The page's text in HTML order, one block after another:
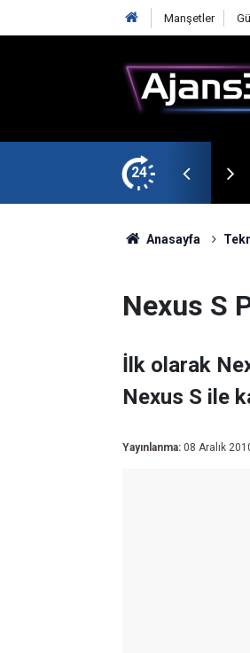
Manşetler
24
Maçıyla Başlıyor
Anasayfa
Nexus S
İlk olarak
Nexus S ile
Yayınlanma: 08 Aralık